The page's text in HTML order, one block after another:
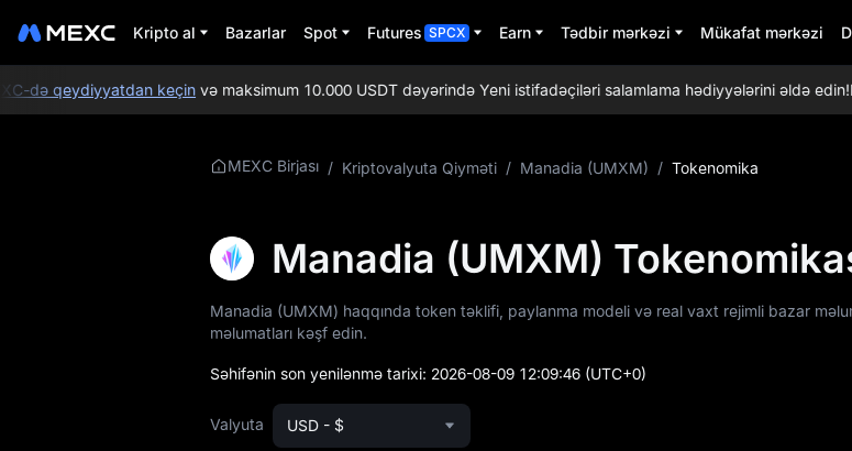
Kripto al Bazarlar Spot Futures SPCX Earn Tədbir mərkəzi Mükafat mərkəzi
də qeydiyyatdan keçinvə maksimum 10.000 USDT dəyərində Yeni istifadəçiləri salamlama hədiyyələrini əldə edin!
MEXC Birjası / Kriptovalyuta Qiyməti / Manadia (UMXM) / Tokenomika
Manadia (UMXM)
Manadia (UMXM) haqqında token təklifi, paylanma modeli və real vaxt rejimli bazar
məlumatları kəşf edin.
Səhifənin son yenilənmə tarixi: 2026-08-09 12:09:46 (UTC+0)
Valyuta USD - $